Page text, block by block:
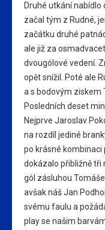
Druhé utkání nabídlo
začal tým z Rudné,
začátku druhé
ale již za
dvougólové vedení.
opět snížil. Poté ale
a s bodovým ziskem
Posledních deset
Nejprve Jaroslav
na rozdíl jediné
po krásné kombinaci
dokázalo přibližně
gól zásluhou
avšak náš Jan
svému faulu a
play se našim